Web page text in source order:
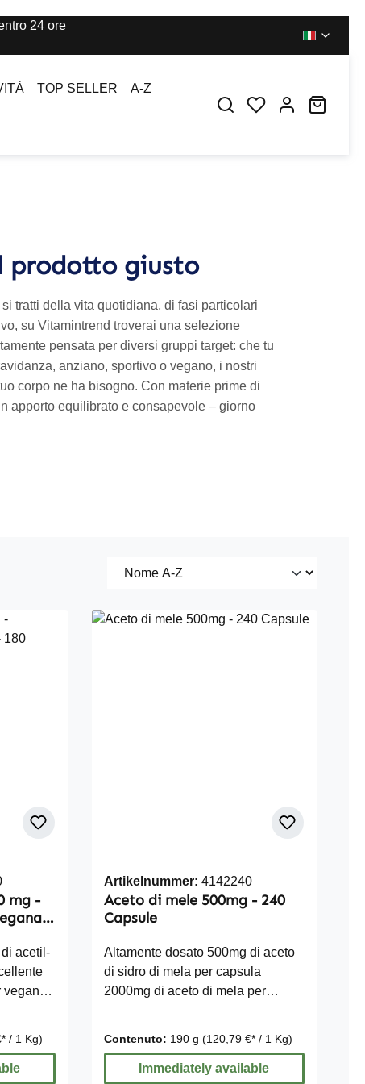
24 ore
TOP SELLER A-Z
You have 0
prodotto giusto
tratti della vita quotidiana, di fasi particolari
su Vitamintrend troverai una selezione
pensata per diversi gruppi target: che tu
anziano, sportivo o vegano, i nostri
corpo ne ha bisogno. Con materie prime di
apporto equilibrato e consapevole – giorno
mg -
-
acetil-
e
/ 1 Kg)
Artikelnummer: 4142240
Aceto di mele 500mg - 240
Capsule
Altamente dosato 500mg di aceto
di sidro di mela per capsula
2000mg di aceto di mela per
glutine, lattosio nè fruttosio Senza
stearato di magnesio né biossido
Contenuto: 190 g (120,79 €* / 1 Kg)
Immediately available